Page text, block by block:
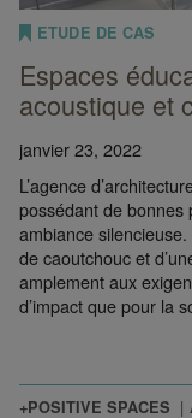
ETUDE DE CAS
Espaces
acoustique et
janvier 23, 2022
L’agence
possédant de bonnes
ambiance
de caoutchouc et
amplement aux
d’impact que pour la
+POSITIVE SPACES